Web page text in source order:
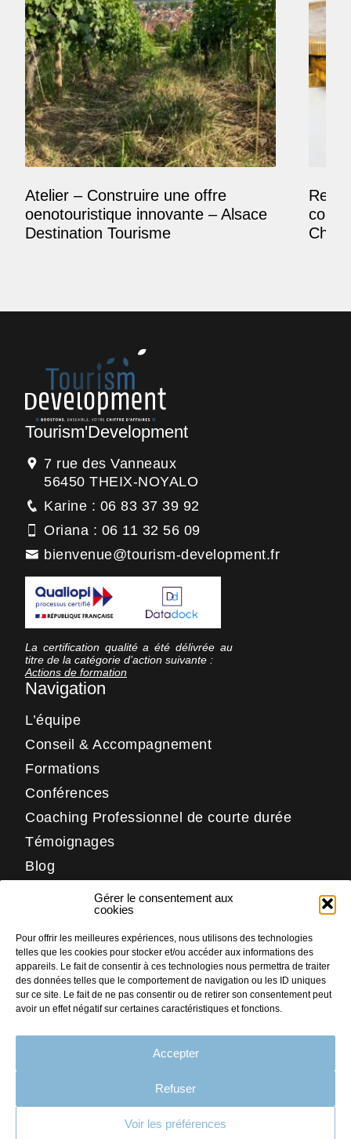
Gérer le consentement aux
cookies
Pour offrir les meilleures expériences, nous utilisons des technologies
telles que les cookies pour stocker et/ou accéder aux informations des
appareils. Le fait de consentir à ces technologies nous permettra de traiter
des données telles que le comportement de navigation ou les ID uniques
sur ce site. Le fait de ne pas consentir ou de retirer son consentement peut
avoir un effet négatif sur certaines caractéristiques et fonctions.
Accepter
Refuser
Voir les préférences
Atelier – Construire une offre
oenotouristique innovante – Alsace
Destination Tourisme
Tourism'Development
7 rue des Vanneaux
56450 THEIX-NOYALO
Karine : 06 83 37 39 92
Oriana : 06 11 32 56 09
bienvenue@tourism-development.fr
La certification qualité a été délivrée au
titre de la catégorie d’action suivante :
Actions de formation
Navigation
L’équipe
Conseil & Accompagnement
Formations
Conférences
Coaching Professionnel de courte durée
Témoignages
Blog
LinkedIn
Facebook
Instagram
PLAN DU SITE
MENTIONS LÉGALES
CRÉDITS
CONTACTFaites nous part